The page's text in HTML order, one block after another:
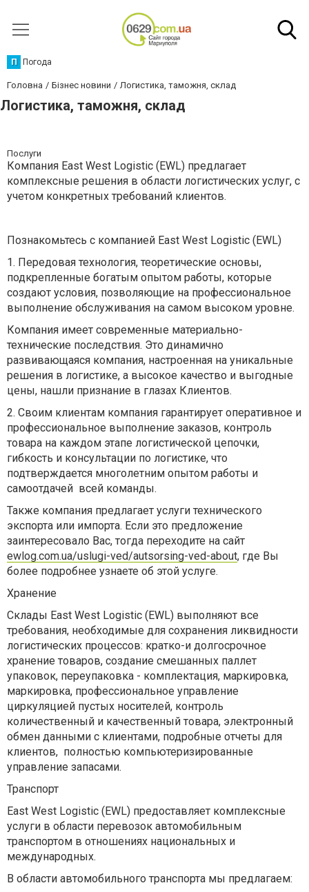
П Погода
Головна Бізнес новини Логистика, таможня, склад
Логистика, таможня, склад
Послуги
Компания East West Logistic (EWL) предлагает
комплексные решения в области логистических услуг, с
учетом конкретных требований клиентов.
Познакомьтесь с компанией East West Logistic (EWL)
1. Передовая технология, теоретические основы,
подкрепленные богатым опытом работы, которые
создают условия, позволяющие на профессиональное
выполнение обслуживания на самом высоком уровне.
Компания имеет современные материально-
технические последствия. Это динамично
развивающаяся компания, настроенная на уникальные
решения в логистике, а высокое качество и выгодные
цены, нашли признание в глазах Клиентов.
2. Своим клиентам компания гарантирует оперативное и
профессиональное выполнение заказов, контроль
товара на каждом этапе логистической цепочки,
гибкость и консультации по логистике, что
подтверждается многолетним опытом работы и
самоотдачей всей команды.
Также компания предлагает услуги технического
экспорта или импорта. Если это предложение
заинтересовало Вас, тогда переходите на сайт
ewlog.com.ua/uslugi-ved/autsorsing-ved-about, где Вы
более подробнее узнаете об этой услуге.
Хранение
Склады East West Logistic (EWL) выполняют все
требования, необходимые для сохранения ликвидности
логистических процессов: кратко-и долгосрочное
хранение товаров, создание смешанных паллет
упаковок, переупаковка - комплектация, маркировка,
маркировка, профессиональное управление
циркуляцией пустых носителей, контроль
количественный и качественный товара, электронный
обмен данными с клиентами, подробные отчеты для
клиентов, полностью компьютеризированные
управление запасами.
Транспорт
East West Logistic (EWL) предоставляет комплексные
услуги в области перевозок автомобильным
транспортом в отношениях национальных и
международных.
В области автомобильного транспорта мы предлагаем: